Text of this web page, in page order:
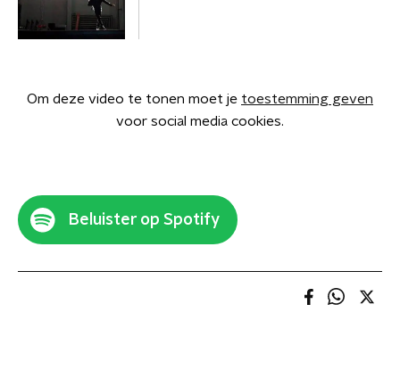
Om deze video te tonen moet je toestemming geven
voor social media cookies.
Beluister op Spotify